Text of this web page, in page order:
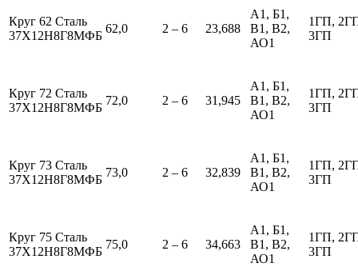
Круг 62 Сталь
37Х12Н8Г8МФБ
62,0 2 – 6 23,688
А1, Б1,
В1, В2,
АО1
1ГП,
3ГП
Круг 72 Сталь
37Х12Н8Г8МФБ
72,0 2 – 6 31,945
А1, Б1,
В1, В2,
АО1
1ГП,
3ГП
Круг 73 Сталь
37Х12Н8Г8МФБ
73,0 2 – 6 32,839
А1, Б1,
В1, В2,
АО1
1ГП,
3ГП
Круг 75 Сталь
37Х12Н8Г8МФБ
75,0 2 – 6 34,663
А1, Б1,
В1, В2,
АО1
1ГП,
3ГП